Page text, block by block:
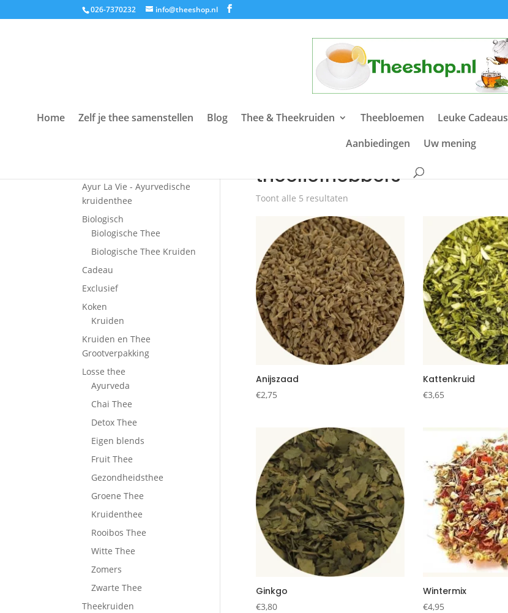
026-7370232 info@theeshop.nl
Home Zelf je thee samenstellen Blog Thee & Theekruiden Theebloemen Leuke Cadeaus
Aanbiedingen
Uw mening
/ Producten getagged “theeliefhebbers”
theeliefhebbers
Toont alle 5 resultaten
Anijszaad
€2,75
Kattenkruid
€3,65
Ginkgo
€3,80
Wintermix
€4,95
Ayur La Vie - Ayurvedische
kruidenthee
Biologisch
Biologische Thee
Biologische Thee Kruiden
Cadeau
Exclusief
Koken
Kruiden
Kruiden en Thee
Grootverpakking
Losse thee
Ayurveda
Chai Thee
Detox Thee
Eigen blends
Fruit Thee
Gezondheidsthee
Groene Thee
Kruidenthee
Rooibos Thee
Witte Thee
Zomers
Zwarte Thee
Theekruiden